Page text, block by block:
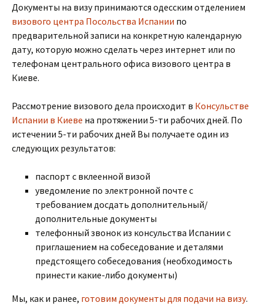
Документы на визу принимаются одесским отделением
визового центра Посольства Испании по
предварительной записи на конкретную календарную
дату, которую можно сделать через интернет или по
телефонам центрального офиса визового центра в
Киеве.
Рассмотрение визового дела происходит в Консульстве
Испании в Киеве на протяжении 5-ти рабочих дней. По
истечении 5-ти рабочих дней Вы получаете один из
следующих результатов:
паспорт с вклеенной визой
уведомление по электронной почте с
требованием досдать дополнительный/
дополнительные документы
телефонный звонок из консульства Испании с
приглашением на собеседование и деталями
предстоящего собеседования (необходимость
принести какие-либо документы)
Мы, как и ранее, готовим документы для подачи на визу.